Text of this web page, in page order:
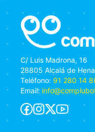
C/ Luis Madrona, 16
28805 Alcalá de
Teléfono: 91 280 14
Email: